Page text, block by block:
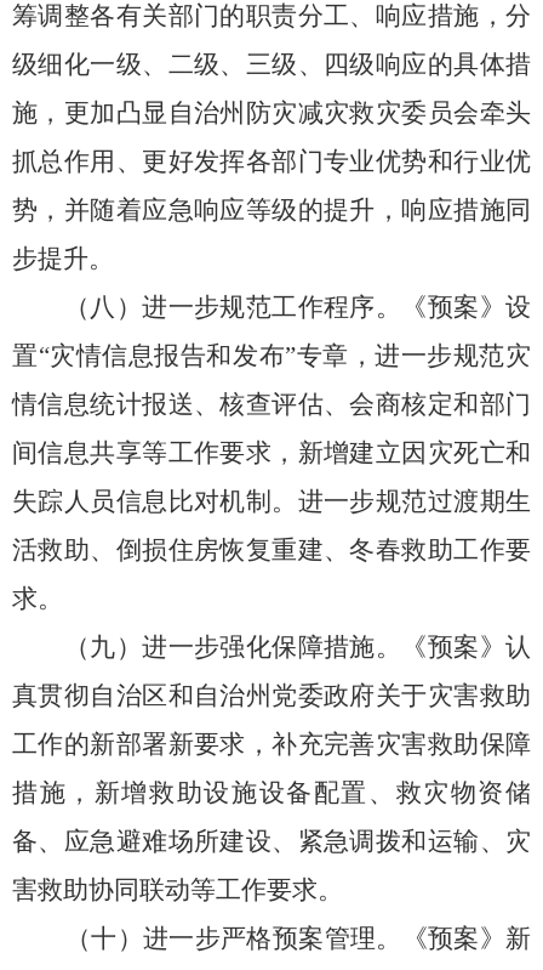
筹调整各有关部门的职责分工、 响应措施，分
级细化一级、 二级、 三级、 四级响应的具体措
施， 更加凸显 自治州 防灾减灾救灾委员会牵头
抓总作用、 更好发挥各部门专业优势和行业优
势， 并随着应急响应等级的提升，响应措施同
步提升。
（八）进一步规范工作程序。
《预案》设
置“灾情信息报告和发布”专章，进一步规范灾
情信息统计报送、核查评估、会商核定和部门
间信息共享等工作要求， 新增建立因灾死亡和
失踪人员信息比对机制。 进一步规范过渡期生
活救助、 倒损住房恢复重建、冬春救助工作要
求。
（九）进一步强化保障措施。
《预案》认
真贯彻自治区和 自治州党委政府关于灾害救助
工作的新部署新要求，补充完善灾害救助保障
措施， 新增救助设施设备配置、 救灾物资储
备、 应急避难场所建设、 紧急调拨和运输、灾
害救助协同联动等工作要求。
（十）进一步严格预案管理。
《预案》新